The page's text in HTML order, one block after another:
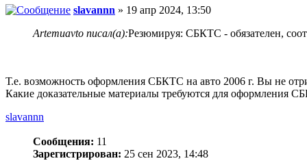
slavannn » 19 апр 2024, 13:50
Artemuavto писал(а):Резюмируя: СБКТС - обязателен,
Т.е. возможность оформления СБКТС на авто 2006 г. Вы не
Какие доказательные материалы требуются для оформления
slavannn
Сообщения: 11
Зарегистрирован: 25 сен 2023, 14:48